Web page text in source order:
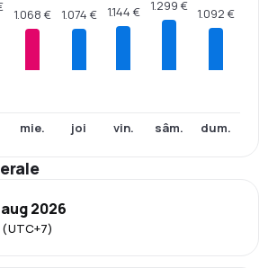
1.068 €
mie.
1.074 €
joi
1.144 €
vin.
1.299 €
sâm.
1.092 €
dum.
2026